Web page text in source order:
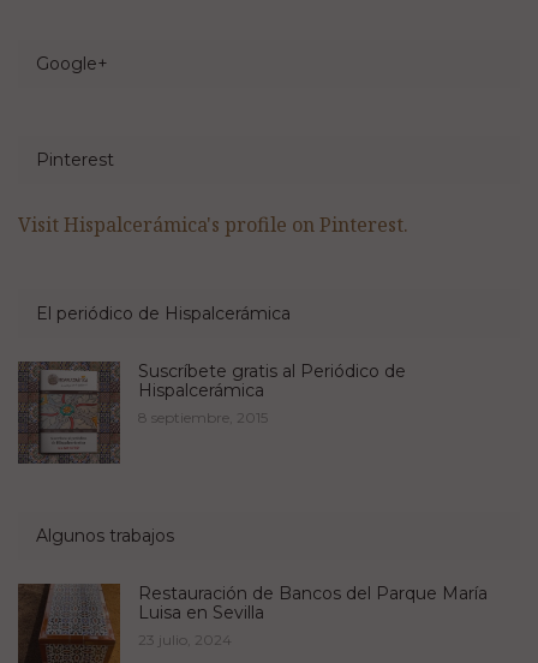
Google+
Pinterest
Visit Hispalcerámica's profile on Pinterest.
El periódico de Hispalcerámica
Suscríbete gratis al Periódico de
Hispalcerámica
8 septiembre, 2015
Algunos trabajos
Restauración de Bancos del Parque María
Luisa en Sevilla
23 julio, 2024